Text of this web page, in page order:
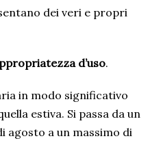
dei veri e propri
d’uso.
in modo significativo
estiva. Si passa da un
agosto a un massimo di